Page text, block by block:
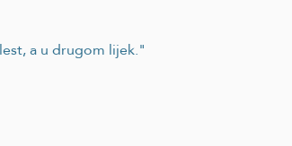
a u drugom lijek."